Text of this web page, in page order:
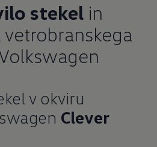
stekel in
vetrobranskega
v okviru
Clever